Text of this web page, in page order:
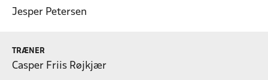
Jesper Petersen
TRÆNER
Casper Friis Røjkjær